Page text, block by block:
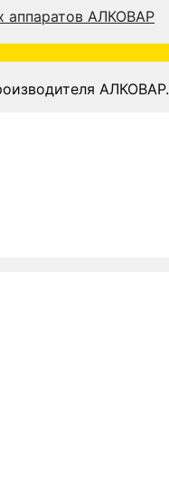
АЛКОВАР.